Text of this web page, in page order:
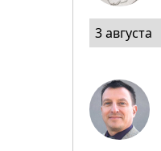
3 августа